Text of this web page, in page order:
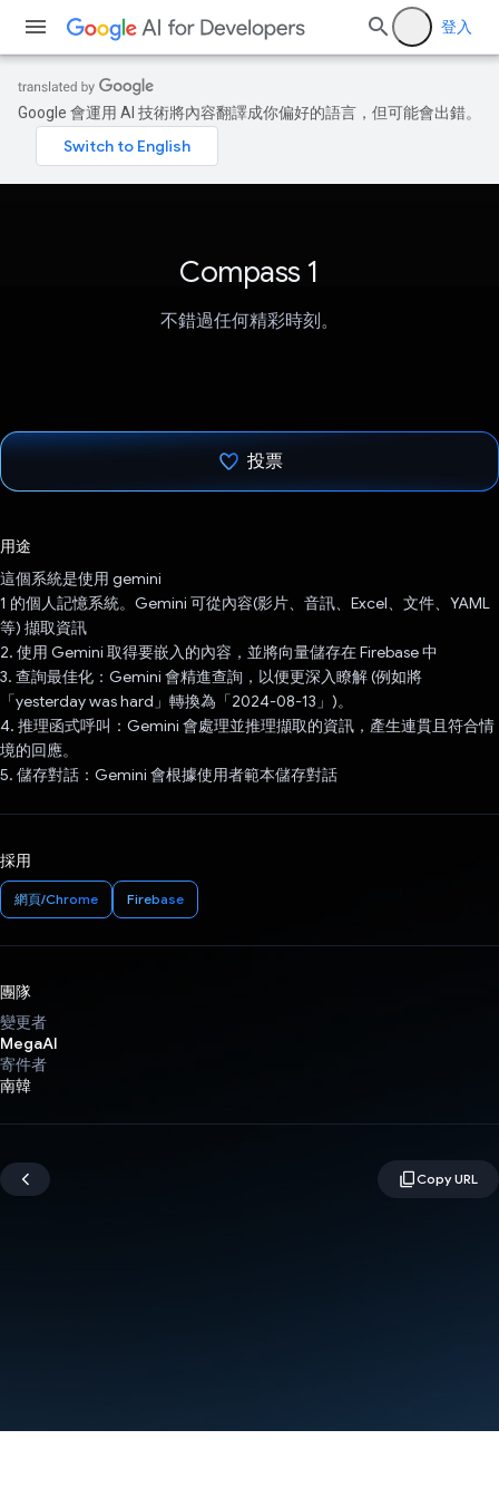
登入
Google 會運用 AI 技術將內容翻譯成你偏好的語言，但可能會出錯。
Compass 1
不錯過任何精彩時刻。
投票
用途
這個系統是使用 gemini
1 的個人記憶系統。Gemini 可從內容(影片、音訊、Excel、文件、YAML
等) 擷取資訊
2. 使用 Gemini 取得要嵌入的內容，並將向量儲存在 Firebase 中
3. 查詢最佳化：Gemini 會精進查詢，以便更深入瞭解 (例如將
「yesterday was hard」轉換為「2024-08-13」)。
4. 推理函式呼叫：Gemini 會處理並推理擷取的資訊，產生連貫且符合情
境的回應。
5. 儲存對話：Gemini 會根據使用者範本儲存對話
採用
網頁/Chrome Firebase
團隊
變更者
MegaAI
寄件者
南韓